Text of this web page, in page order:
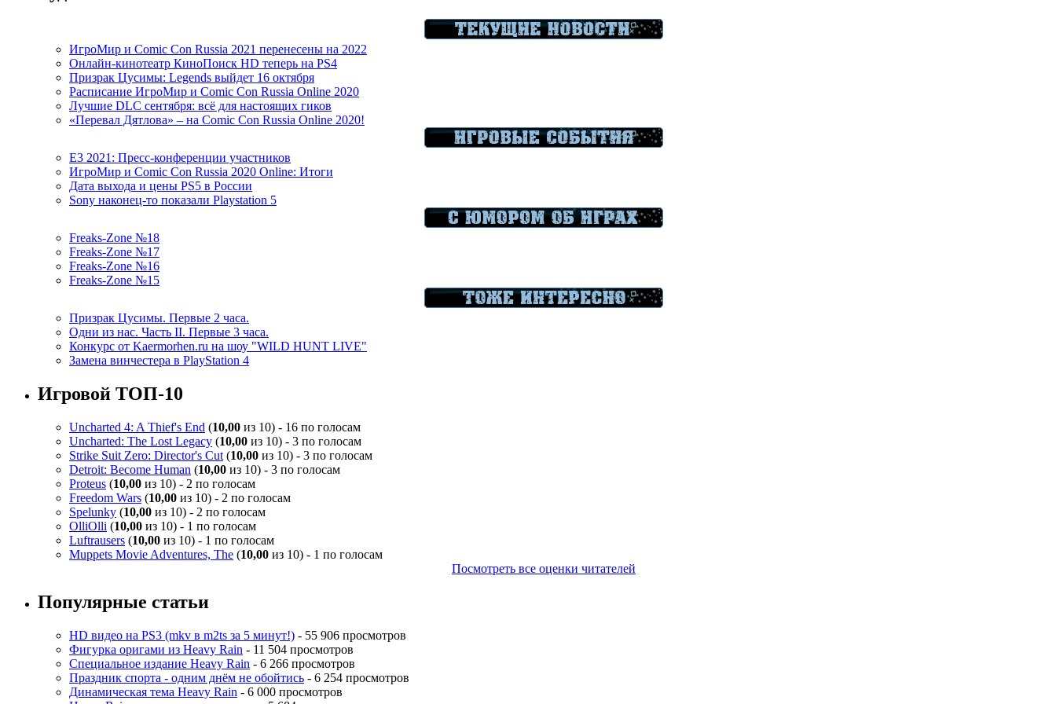
ИгроМир и Comic Con Russia 2021 перенесены на 2022
Онлайн-кинотеатр КиноПоиск HD теперь на PS4
Призрак Цусимы: Legends выйдет 16 октября
Расписание ИгроМир и Comic Con Russia Online 2020
Лучшие DLC сентября: всё для настоящих гиков
«Перевал Дятлова» – на Comic Con Russia Online 2020!
E3 2021: Пресс-конференции участников
ИгроМир и Comic Con Russia 2020 Online: Итоги
Дата выхода и цены PS5 в России
Sony наконец-то показали Playstation 5
Freaks-Zone №18
Freaks-Zone №17
Freaks-Zone №16
Freaks-Zone №15
Призрак Цусимы. Первые 2 часа.
Одни из нас. Часть II. Первые 3 часа.
Конкурс от Kaermorhen.ru на шоу "WILD HUNT LIVE"
Замена винчестера в PlayStation 4
Игровой ТОП-10
Uncharted 4: A Thief's End (10,00 из 10) - 16 по голосам
Uncharted: The Lost Legacy (10,00 из 10) - 3 по голосам
Strike Suit Zero: Director's Cut (10,00 из 10) - 3 по голосам
Detroit: Become Human (10,00 из 10) - 3 по голосам
Proteus (10,00 из 10) - 2 по голосам
Freedom Wars (10,00 из 10) - 2 по голосам
Spelunky (10,00 из 10) - 2 по голосам
OlliOlli (10,00 из 10) - 1 по голосам
Luftrausers (10,00 из 10) - 1 по голосам
Muppets Movie Adventures, The (10,00 из 10) - 1 по голосам
Посмотреть все оценки читателей
Популярные статьи
HD видео на PS3 (mkv в m2ts за 5 минут!) - 55 906 просмотров
Фигурка оригами из Heavy Rain - 11 504 просмотров
Специальное издание Heavy Rain - 6 266 просмотров
Праздник спорта - одним днём не обойтись - 6 254 просмотров
Динамическая тема Heavy Rain - 6 000 просмотров